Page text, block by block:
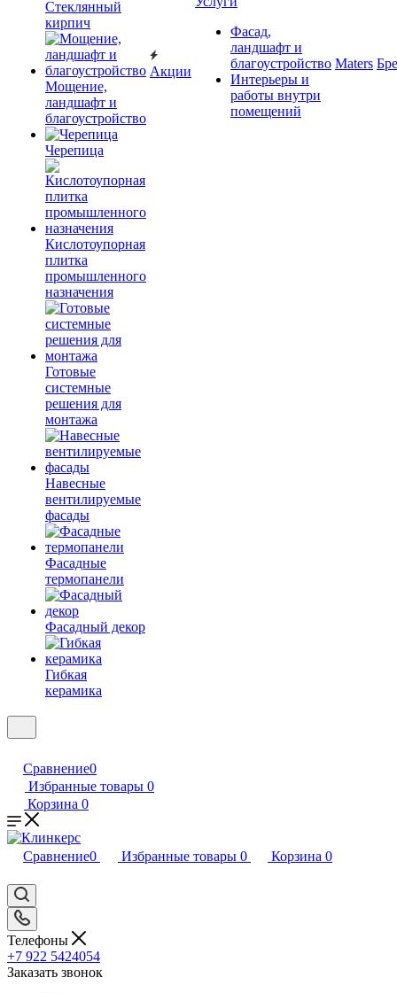
Cтеклянный
кирпич
Мощение,
ландшафт и
благоустройство
Черепица
Кислотоупорная
плитка
промышленного
назначения
Готовые
системные
решения для
монтажа
Навесные
вентилируемые
фасады
Фасадные
термопанели
Фасадный декор
Гибкая
керамика
Акции
Фасад,
ландшафт и
благоустройство
Интерьеры и
работы внутри
помещений
Maters
Сравнение0
Избранные товары 0
Корзина 0
Сравнение0 Избранные товары 0 Корзина 0
Телефоны
+7 922 5424054
Заказать звонок